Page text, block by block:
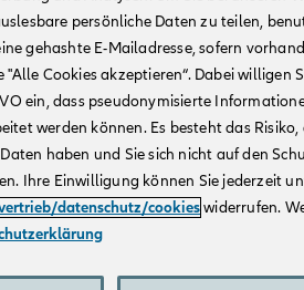
persönliche Daten zu teilen,
gehashte E-Mailadresse, sofern
"Alle Cookies akzeptieren“. Dabei willigen
ein, dass pseudonymisierte
werden können. Es besteht das
haben und Sie sich nicht auf den
Ihre Einwilligung können Sie jederzeit
datenschutz/cookieswiderrufen.